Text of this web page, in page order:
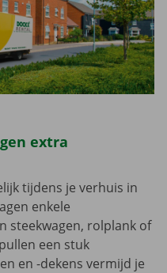
extra
tijdens je verhuis in
enkele
steekwagen, rolplank of
een stuk
en -dekens vermijd je